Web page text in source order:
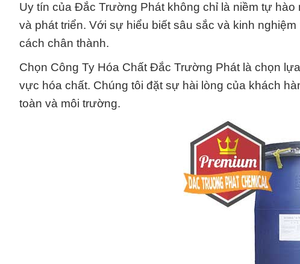
Uy tín của Đắc Trường Phát không chỉ là niềm tự
và phát triển. Với sự hiểu biết sâu sắc và kinh
cách chân thành.
Chọn Công Ty Hóa Chất Đắc Trường Phát là chọn
vực hóa chất. Chúng tôi đặt sự hài lòng của khách
toàn và môi trường.